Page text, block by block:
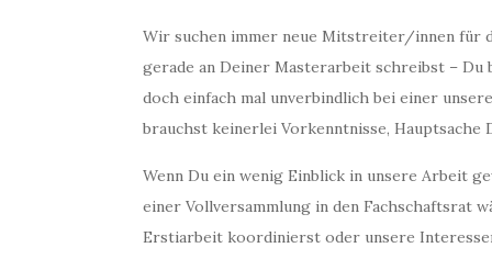
Wir suchen immer neue Mitstreiter/innen für
gerade an Deiner Masterarbeit schreibst –
doch einfach mal unverbindlich bei einer
brauchst keinerlei Vorkenntnisse, Hauptsache
Wenn Du ein wenig Einblick in unsere Arbeit
einer Vollversammlung in den Fachschaftsrat
Erstiarbeit koordinierst oder unsere